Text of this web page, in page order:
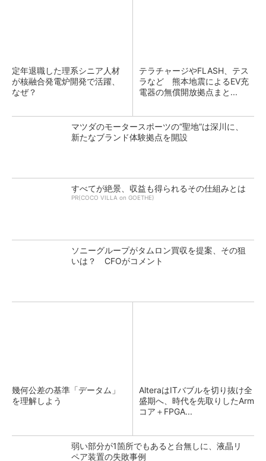
定年退職した理系シニア人材
が核融合発電炉開発で活躍、
なぜ？
テラチャージやFLASH、テス
ラなど 熊本地震によるEV充
電器の無償開放拠点まと...
マツダのモータースポーツの“聖地”は深川に、
新たなブランド体験拠点を開設
すべてが絶景、収益も得られるその仕組みとは
PR(COCO VILLA on GOETHE)
ソニーグループがタムロン買収を提案、その狙
いは？ CFOがコメント
幾何公差の基準「データム」
を理解しよう
AlteraはITバブルを切り抜け全
盛期へ、時代を先取りしたArm
コア＋FPGA...
弱い部分が1箇所でもあると台無しに、液晶リ
ペア装置の失敗事例